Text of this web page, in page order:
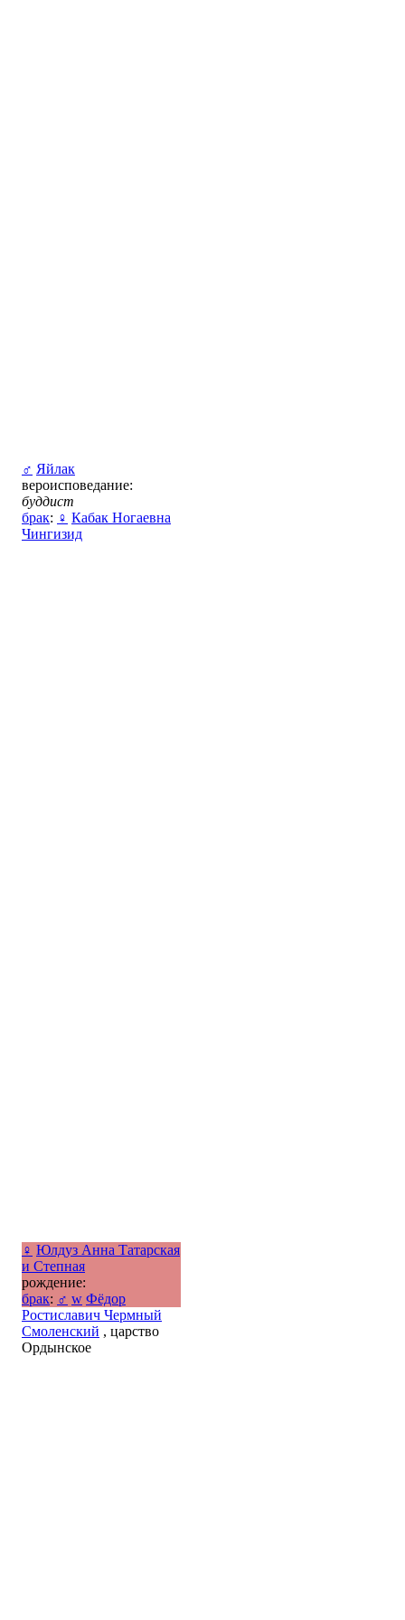
♂ Яйлак
вероисповедание:
буддист
брак: ♀ Кабак Ногаевна
Чингизид
♀ Юлдуз Анна Татарская
и Степная
рождение:
брак: ♂ w Фёдор
Ростиславич Чермный
Смоленский , царство
Ордынское